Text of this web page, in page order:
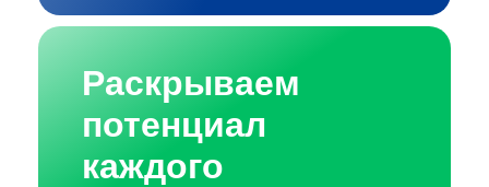
Раскрываем
потенциал
каждого